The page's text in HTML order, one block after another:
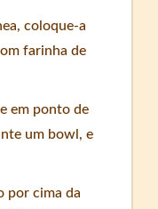
coloque-a
farinha de
em ponto de
um bowl, e
por cima da